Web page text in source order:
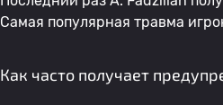
Самая популярная травма
Как часто получает